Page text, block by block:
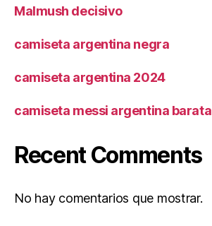
Malmush decisivo
camiseta argentina negra
camiseta argentina 2024
camiseta messi argentina barata
Recent Comments
No hay comentarios que mostrar.